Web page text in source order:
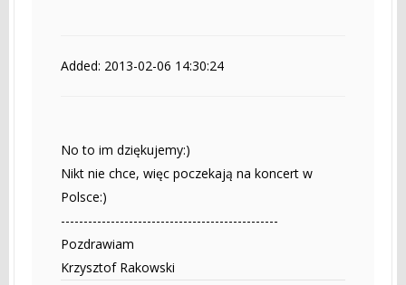
Added: 2013-02-06 14:30:24
No to im dziękujemy:)
Nikt nie chce, więc poczekają na koncert w
Polsce:)
------------------------------------------------
Pozdrawiam
Krzysztof Rakowski